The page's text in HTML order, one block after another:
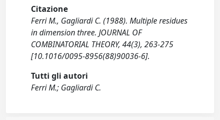
Citazione
Ferri M., Gagliardi C. (1988). Multiple residues
in dimension three. JOURNAL OF
COMBINATORIAL THEORY, 44(3), 263-275
[10.1016/0095-8956(88)90036-6].
Tutti gli autori
Ferri M.; Gagliardi C.